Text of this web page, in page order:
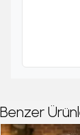
Benzer